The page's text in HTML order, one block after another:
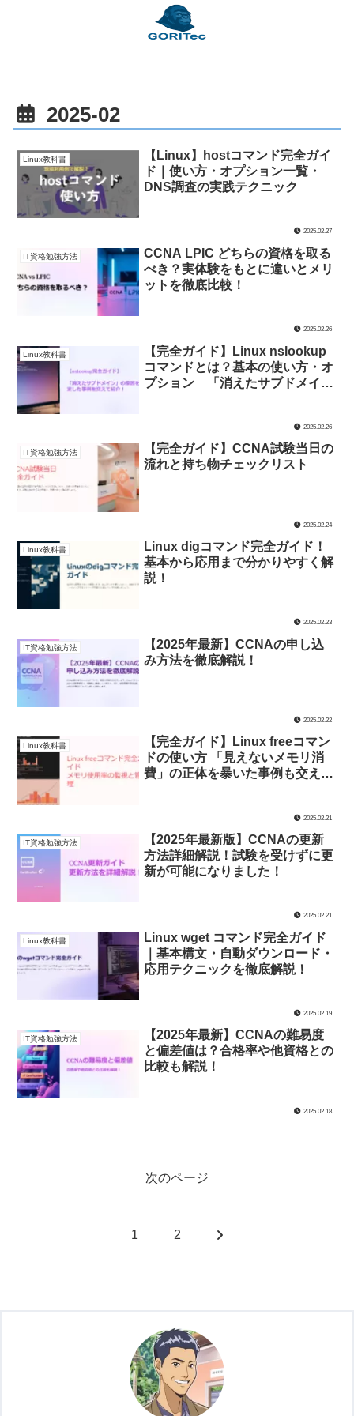
2025-02
Linux教科書
【Linux】hostコマンド完全ガイ
ド｜使い方・オプション一覧・
DNS調査の実践テクニック
2025.02.27
IT資格勉強方法
CCNA LPIC どちらの資格を取る
べき？実体験をもとに違いとメリ
ットを徹底比較！
2025.02.26
Linux教科書
【完全ガイド】Linux nslookup
コマンドとは？基本の使い方・オ
プション 「消えたサブドメイ
2025.02.26
IT資格勉強方法
【完全ガイド】CCNA試験当日の
流れと持ち物チェックリスト
2025.02.24
Linux教科書
Linux digコマンド完全ガイド！
基本から応用まで分かりやすく解
説！
2025.02.23
IT資格勉強方法
【2025年最新】CCNAの申し込
み方法を徹底解説！
2025.02.22
Linux教科書
【完全ガイド】Linux freeコマン
ドの使い方 「見えないメモリ消
費」の正体を暴いた事例も交えて
2025.02.21
IT資格勉強方法
【2025年最新版】CCNAの更新
方法詳細解説！試験を受けずに更
新が可能になりました！
2025.02.21
Linux教科書
Linux wget コマンド完全ガイド
｜基本構文・自動ダウンロード・
応用テクニックを徹底解説！
2025.02.19
IT資格勉強方法
【2025年最新】CCNAの難易度
と偏差値は？合格率や他資格との
比較も解説！
2025.02.18
次のページ
1 2 次